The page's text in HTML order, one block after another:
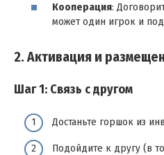
Кооперация:
может один игрок и
2. Активация и
Шаг 1: Связь с другом
Достаньте горшок из
Подойдите к другу (в